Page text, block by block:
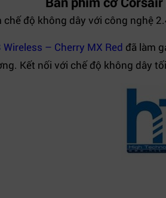
chế độ không dây với công nghệ
Wireless – Cherry MX Red đã làm
Kết nối với chế độ không dây